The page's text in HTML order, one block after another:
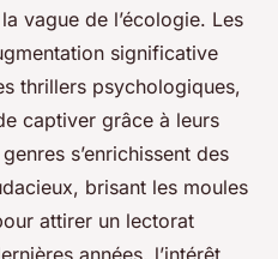
vague de l’écologie. Les
significative
thrillers psychologiques,
captiver grâce à leurs
s’enrichissent des
brisant les moules
attirer un lectorat